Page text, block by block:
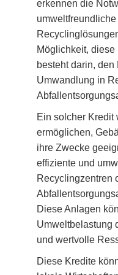
erkennen die
Möglichkeit, diese
besteht darin,
Umwandlung in
Ein solcher Kredit
ermöglichen,
ihre Zwecke
effiziente und
Recyclingzentren
Diese Anlagen
Umweltbelastung
und wertvolle
Diese Kredite